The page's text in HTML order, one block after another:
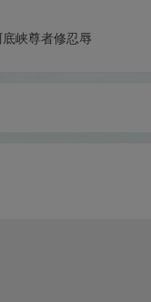
峡尊者修忍辱